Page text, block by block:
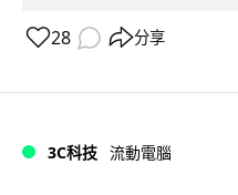
28 分享
3C科技 流動電腦